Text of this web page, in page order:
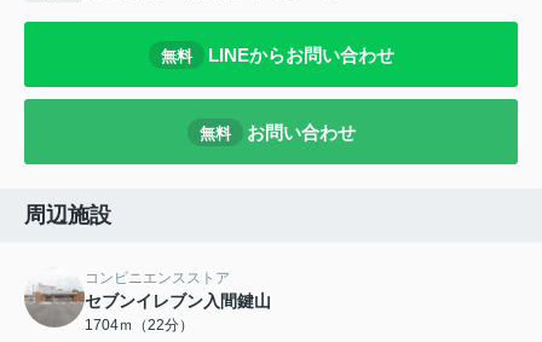
無料 LINEからお問い合わせ
無料 お問い合わせ
周辺施設
コンビニエンスストア
セブンイレブン入間鍵山
1704ｍ（22分）